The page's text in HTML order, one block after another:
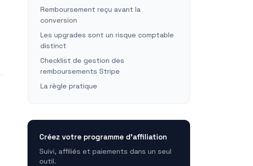
Remboursement reçu avant la
conversion
Les upgrades sont un risque comptable
distinct
Checklist de gestion des
remboursements Stripe
La règle pratique
Créez votre programme d'affiliation
Suivi, affiliés et paiements dans un seul
outil.